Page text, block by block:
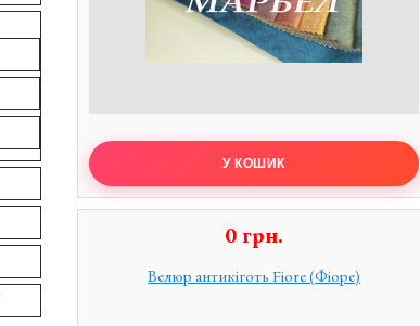
0грн.
Велюр антикіготь Fiore (Фіоре)